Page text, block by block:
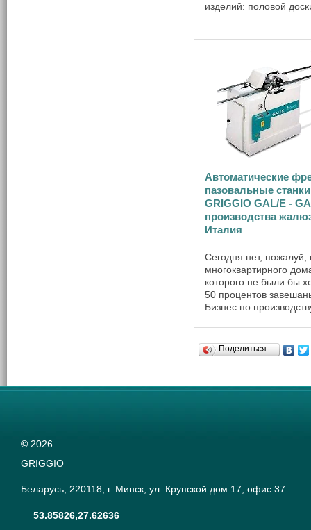
изделий: половой
разнообразные ...
Автоматические
пазовальные станки
GRIGGIO GAL/E -
производства
Италия
Сегодня нет, пожалуй,
многоквартирного
которого не были бы
50 процентов
Бизнес по
насколько правильно
подобран ваш станок
Поделиться…
© 2026
GRIGGIO
Беларусь, 220118, г. Минск, ул. Крупской дом 17, офис 37
53.85826,27.62636